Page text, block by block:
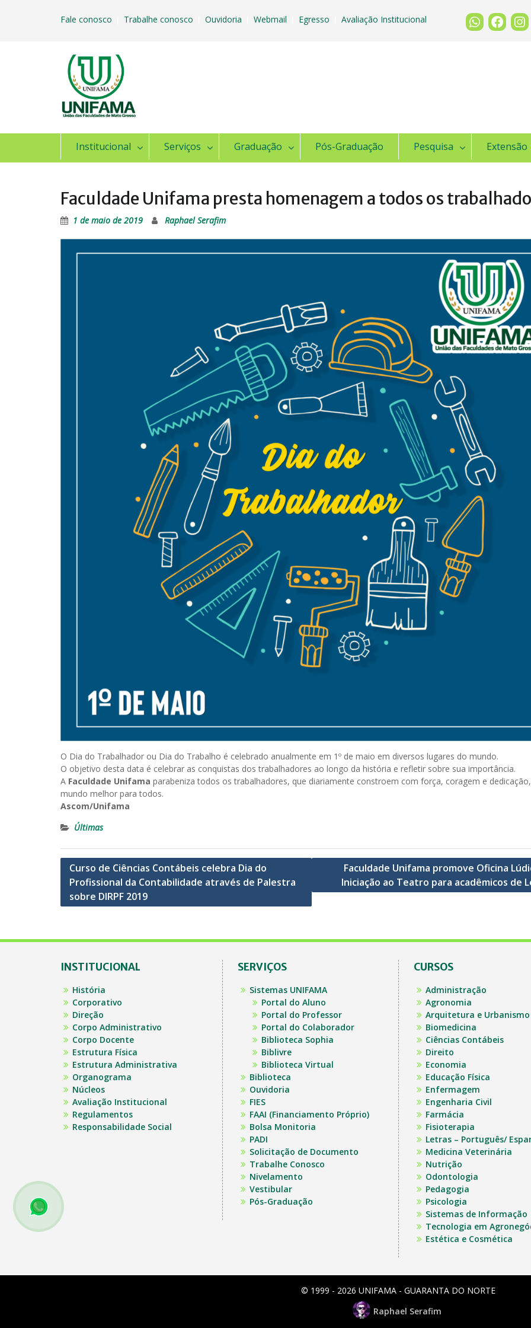
Fale conosco Trabalhe conosco Ouvidoria Webmail Egresso Avaliação Institucional
Institucional Serviços Graduação Pós-Graduação Pesquisa Extensão
Faculdade Unifama presta homenagem a todos os
1 de maio de 2019 Raphael Serafim
O Dia do Trabalhador ou Dia do Trabalho é celebrado anualmente em 1º de maio em diversos lugares do mundo.
O objetivo desta data é celebrar as conquistas dos trabalhadores ao longo da história e refletir sobre sua importância.
A Faculdade Unifama parabeniza todos os trabalhadores, que diariamente constroem com força, coragem e
mundo melhor para todos.
Ascom/Unifama
Últimas
Navegação
de
Post
Curso de Ciências Contábeis celebra Dia do
Profissional da Contabilidade através de Palestra
sobre DIRPF 2019
Faculdade Unifama promove Oficina
Iniciação ao Teatro para acadêmicos de
INSTITUCIONAL
História
Corporativo
Direção
Corpo Administrativo
Corpo Docente
Estrutura Física
Estrutura Administrativa
Organograma
Núcleos
Avaliação Institucional
Regulamentos
Responsabilidade Social
SERVIÇOS
Sistemas UNIFAMA
Portal do Aluno
Portal do Professor
Portal do Colaborador
Biblioteca Sophia
Biblivre
Biblioteca Virtual
Biblioteca
Ouvidoria
FIES
FAAI (Financiamento Próprio)
Bolsa Monitoria
PADI
Solicitação de Documento
Trabalhe Conosco
Nivelamento
Vestibular
Pós-Graduação
CURSOS
Administração
Agronomia
Arquitetura e Urbanismo
Biomedicina
Ciências Contábeis
Direito
Economia
Educação Física
Enfermagem
Engenharia Civil
Farmácia
Fisioterapia
Letras – Português/
Medicina Veterinária
Nutrição
Odontologia
Pedagogia
Psicologia
Sistemas de Informação
Tecnologia em
Estética e Cosmética
© 1999 - 2026 UNIFAMA - GUARANTA DO NORTE
Raphael Serafim